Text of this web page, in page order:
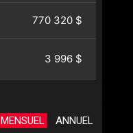
770 320 $
3 996 $
MENSUEL ANNUEL